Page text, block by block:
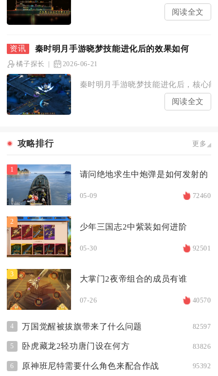
阅读全文
秦时明月手游晓梦技能进化后的效果如何
橘子探长 2026-06-21
秦时明月手游晓梦技能进化后，核心
阅读全文
攻略排行 更多
1
请问绝地求生中炮弹是如何发射的
05-09 72460
2
少年三国志2中紫装如何进阶
05-30 92501
3
大掌门2夜帝组合的成员有谁
07-26 40570
4 万国觉醒被拔旗带来了什么问题 82597
5 卧虎藏龙2轻功唐门设在何方 83826
6 原神班尼特需要什么角色来配合作战 95392